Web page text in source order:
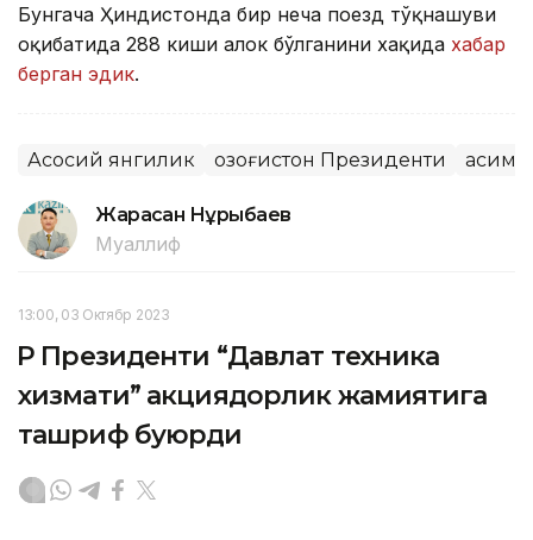
Бунгача Ҳиндистонда бир неча поезд тўқнашуви
оқибатида 288 киши ҳалок бўлганини хақида хабар
берган эдик.
Асосий янгилик Қозоғистон Президенти
Жарасқан Нұрыбаев
Муаллиф
13:00, 03 Октябр 2023
ҚР Президенти “Давлат техника
хизмати” акциядорлик жамиятига
ташриф буюрди